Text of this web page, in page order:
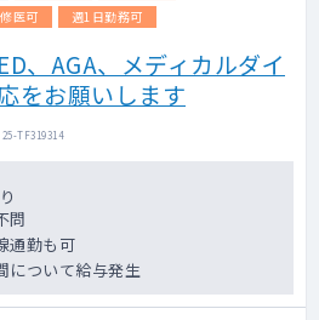
医可 週1日勤務可
、AGA、メディカルダイ
をお願いします
TF319314
問
通勤も可
について給与発生